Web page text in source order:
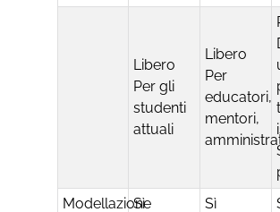
Libero
Per gli
studenti
attuali
Libero
Per
educatori,
mentori,
Modellazione
Sì Sì